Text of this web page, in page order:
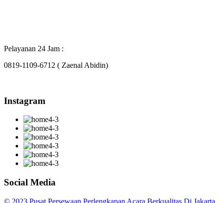
Pelayanan 24 Jam :
0819-1109-6712 ( Zaenal Abidin)
Instagram
Social Media
© 2023 Pusat Persewaan Perlengkapan Acara Berkualitas Di Jakarta